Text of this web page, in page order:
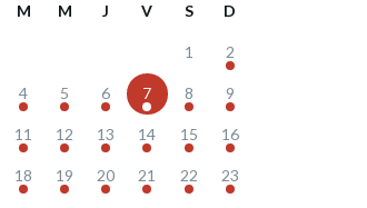
M M J V S D
1 2
4 5 6 7 8 9
11 12 13 14 15 16
18 19 20 21 22 23